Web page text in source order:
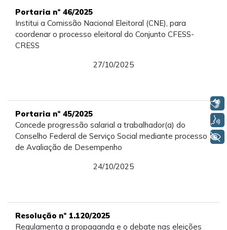
Portaria nº 46/2025
Institui a Comissão Nacional Eleitoral (CNE), para
coordenar o processo eleitoral do Conjunto CFESS-
CRESS
27/10/2025
Portaria nº 45/2025
Concede progressão salarial a trabalhador(a) do
Conselho Federal de Serviço Social mediante processo
de Avaliação de Desempenho
24/10/2025
Resolução nº 1.120/2025
Regulamenta a propaganda e o debate nas eleições
Libras
+ Acessibilidade